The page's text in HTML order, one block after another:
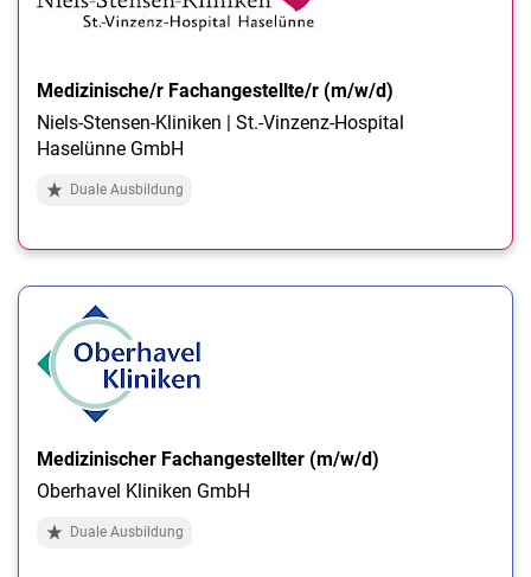
Medizinische/r Fachangestellte/r (m/w/d)
Niels-Stensen-Kliniken | St.-Vinzenz-Hospital
Haselünne GmbH
Duale Ausbildung
Medizinischer Fachangestellter (m/w/d)
Oberhavel Kliniken GmbH
Duale Ausbildung